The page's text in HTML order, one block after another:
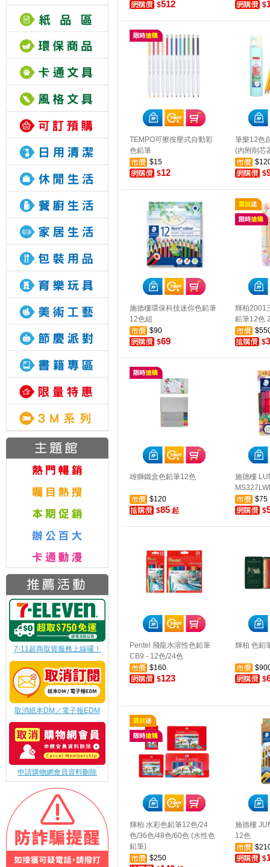
7-11超商取貨服務上線囉！
取消紙本DM／電子報EDM
申請購物網會員資料刪除
$512
$
TEMPO可擦按壓式自動彩
色鉛筆
$15
$12
筆樂12色
(內附削芯
$
施德樓環保科技迷你色鉛筆
12色組
$90
$69
輝柏2001
鉛筆12色
$
雄獅鐵盒色鉛筆12色
$120
$85起
施德樓
$75
$
Pentel 飛龍水溶性色鉛筆
CB9 - 12色/24色
$160
$123
輝柏 色鉛
$
輝柏 水彩色鉛筆12色/24
色/36色/48色/60色 (水性色
鉛筆)
$250
施德樓
12色
$